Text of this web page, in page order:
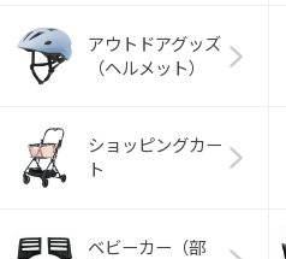
アウトドアグッズ
（ヘルメット）
ショッピングカー
ト
ベビーカー（部